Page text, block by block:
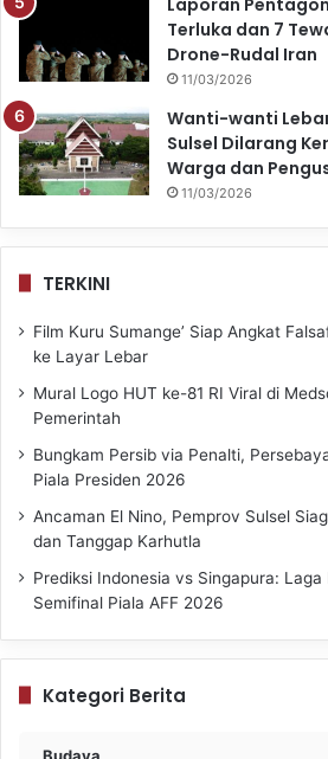
Terluka dan 7
Drone-Rudal Iran
11/03/2026
Wanti-wanti
Sulsel Dilarang
Warga dan
11/03/2026
TERKINI
Film Kuru Sumange’ Siap Angkat
ke Layar Lebar
Mural Logo HUT ke-81 RI Viral di
Pemerintah
Bungkam Persib via Penalti,
Piala Presiden 2026
Ancaman El Nino, Pemprov Sulsel
dan Tanggap Karhutla
Prediksi Indonesia vs Singapura:
Semifinal Piala AFF 2026
Kategori Berita
Budaya